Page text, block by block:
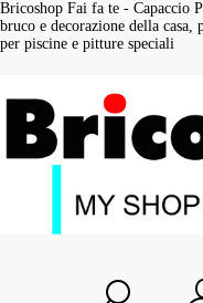
Bricoshop Fai fa te - Capaccio
bruco e decorazione della
per piscine e pitture speciali